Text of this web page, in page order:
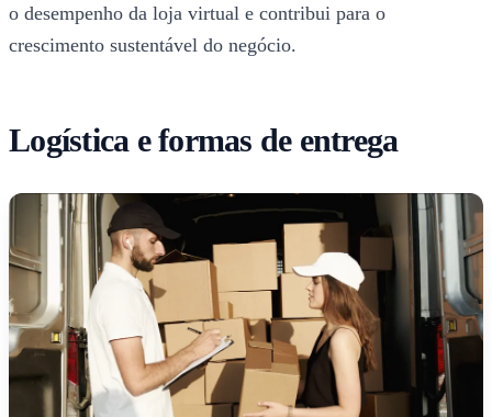
o desempenho da loja virtual e contribui para o
crescimento sustentável do negócio.
Logística e formas de entrega